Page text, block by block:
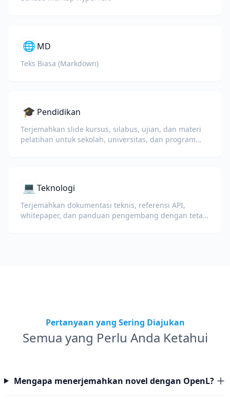
🌐 MD
Teks Biasa (Markdown)
🎓 Pendidikan
Terjemahkan slide kursus, silabus, ujian, dan materi
pelatihan untuk sekolah, universitas, dan program
💻 Teknologi
Terjemahkan dokumentasi teknis, referensi API,
whitepaper, dan panduan pengembang dengan tetap
Pertanyaan yang Sering Diajukan
Semua yang Perlu Anda Ketahui
Mengapa menerjemahkan novel dengan OpenL?